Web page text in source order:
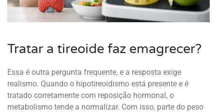
Tratar a tireoide faz emagrecer?
Essa é outra pergunta frequente, e a resposta exige
realismo. Quando o hipotireoidismo está presente e é
tratado corretamente com reposição hormonal, o
metabolismo tende a normalizar. Com isso, parte do peso